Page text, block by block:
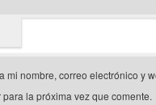
mi nombre, correo electrónico y
la próxima vez que comente.